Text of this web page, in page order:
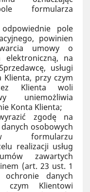
formularza
pole
powinien
umowy o
elektroniczną, na
usługi
Klienta, przy czym
Klienta woli
uniemożliwia
Konta Klienta;
zgodę na
osobowych
formularzu
realizacji usług
zawartych
(art. 23 ust. 1
danych
czym Klientowi